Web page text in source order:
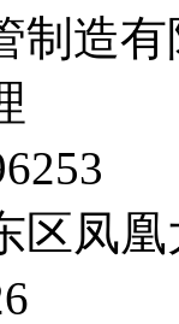
制造
区凤凰